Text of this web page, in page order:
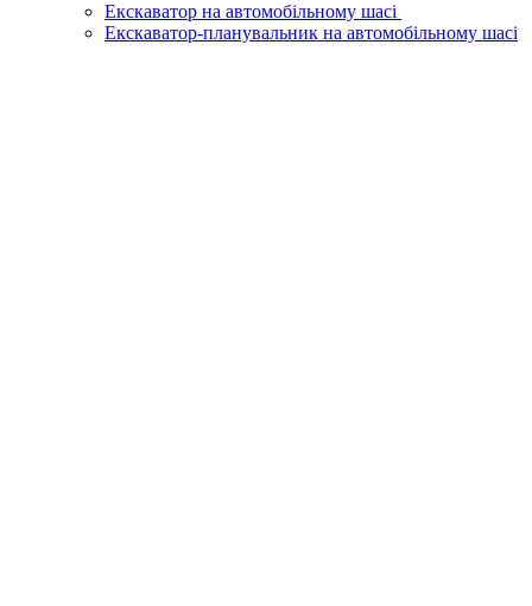
Екскаватор на автомобільному шасі
Екскаватор-планувальник на автомобільному шасі